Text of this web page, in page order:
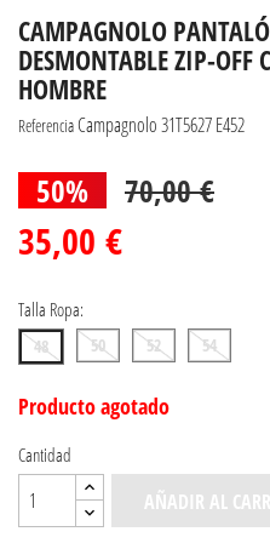
CAMPAGNOLO
DESMONTABLE ZIP-OFF
HOMBRE
Referencia Campagnolo 31T5627 E452
50% 70,00 €
35,00 €
Talla Ropa:
48 50 52 54
Producto agotado
Cantidad
AÑADIR AL